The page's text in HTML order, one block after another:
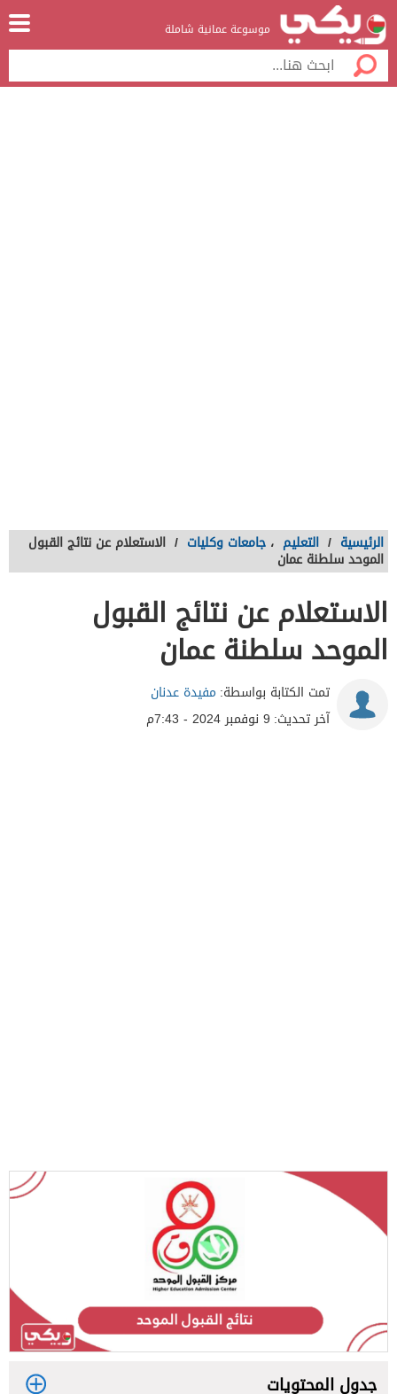
موسوعة عمانية شاملة
الرئيسية / التعليم ، جامعات وكليات / الاستعلام عن نتائج القبول
الموحد سلطنة عمان
الاستعلام عن نتائج القبول
الموحد سلطنة عمان
تمت الكتابة بواسطة: مفيدة عدنان
آخر تحديث: 9 نوفمبر 2024 - 7:43م
جدول المحتويات